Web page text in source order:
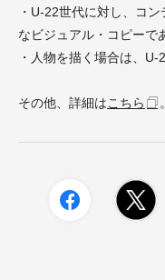
・U-22世代に対し、コ
なビジュアル・コピーで
・人物を描く場合は、
その他、詳細はこちら 。